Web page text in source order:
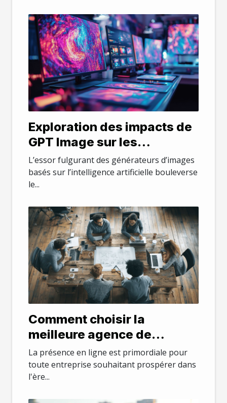
Exploration des impacts de
GPT Image sur les
industries créatives
L’essor fulgurant des générateurs d’images
basés sur l’intelligence artificielle bouleverse
le...
Comment choisir la
meilleure agence de
création de sites web
La présence en ligne est primordiale pour
toute entreprise souhaitant prospérer dans
l'ère...